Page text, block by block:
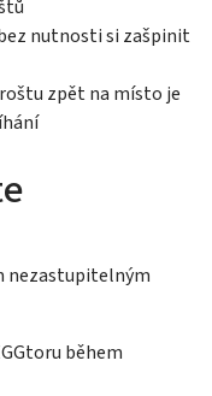
nutnosti si zašpinit
zpět na místo je
nezastupitelným
během